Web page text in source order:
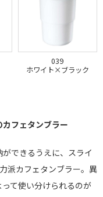
039
ホワイト×ブラック
フェタンブラー
できるうえに、スライ
派カフェタンブラー。異
て使い分けられるのが